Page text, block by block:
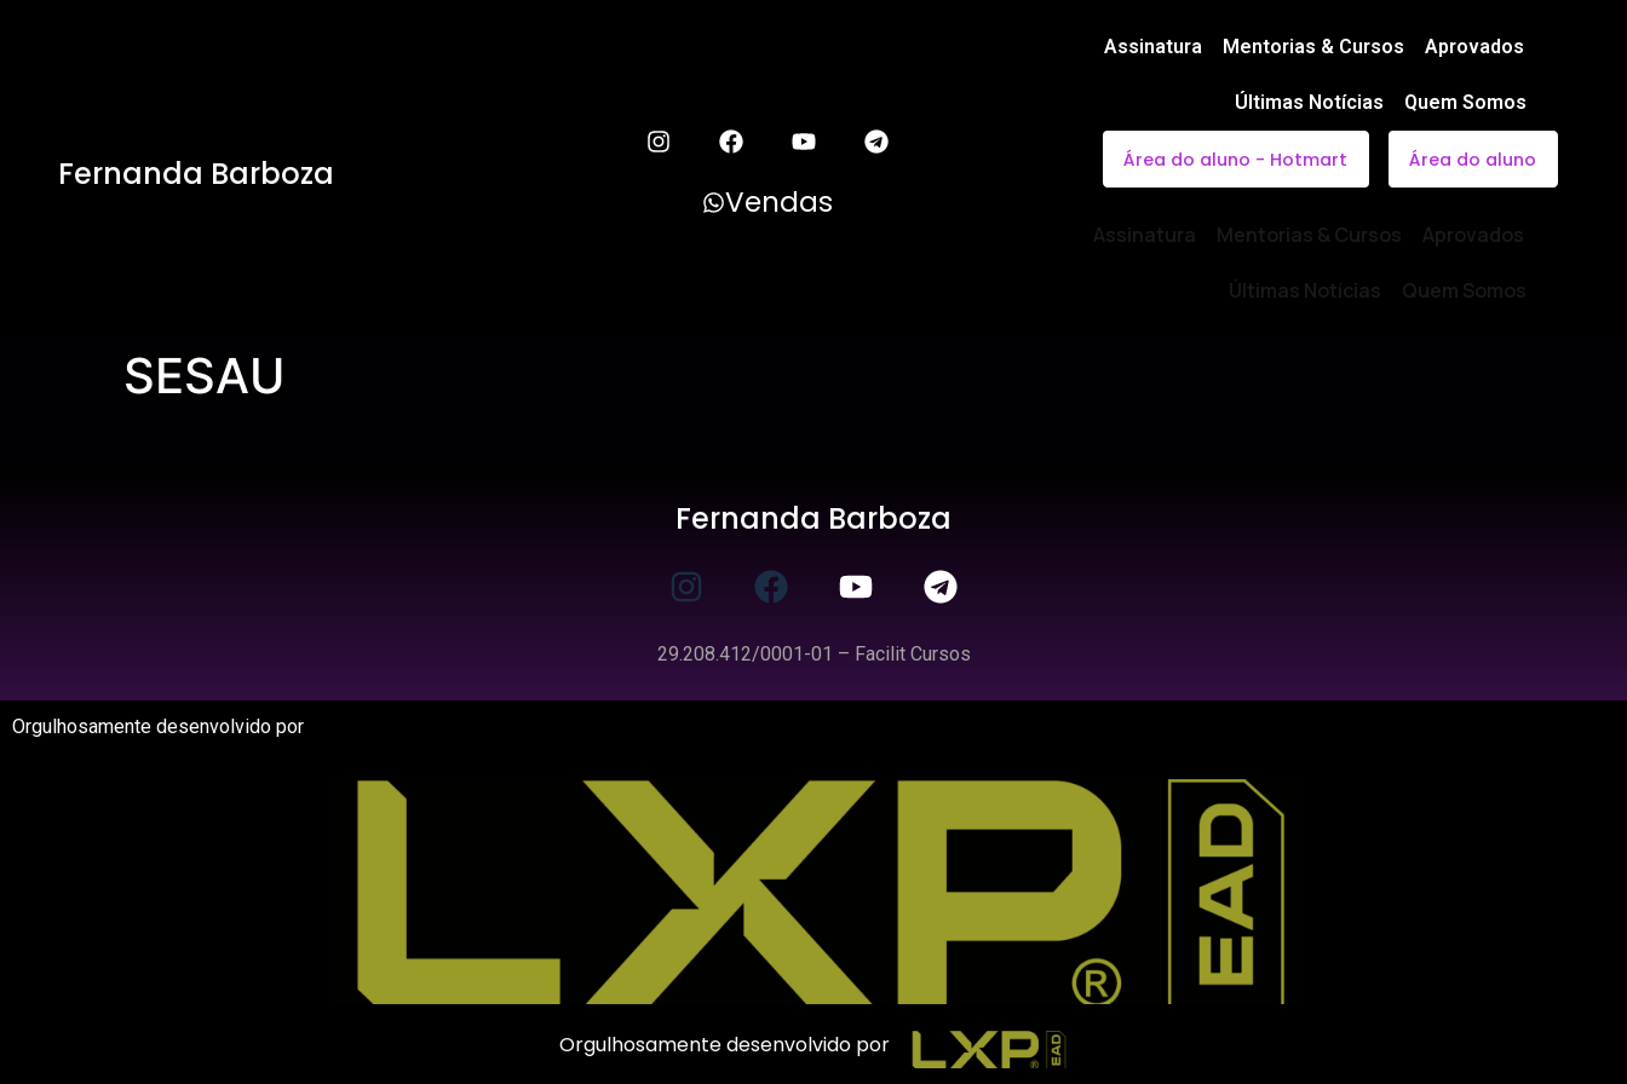
Fernanda Barboza
Vendas
Assinatura Mentorias & Cursos Aprovados
Últimas Notícias Quem Somos
Área do aluno - Hotmart Área do aluno
Assinatura Mentorias & Cursos Aprovados
Últimas Notícias Quem Somos
SESAU
Fernanda Barboza
29.208.412/0001-01 – Facilit Cursos
Orgulhosamente desenvolvido por
Orgulhosamente desenvolvido por